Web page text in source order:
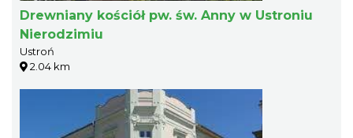
Drewniany kościół pw. św. Anny w Ustroniu
Nierodzimiu
Ustroń
2.04 km